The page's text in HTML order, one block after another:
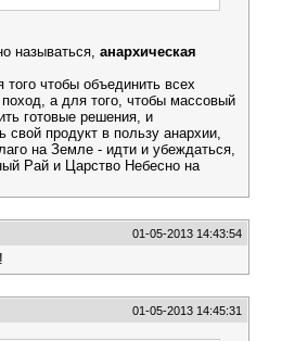
называться, анархическая
чтобы объединить всех
а для того, чтобы массовый
готовые решения, и
свой продукт в пользу анархии,
на Земле - идти и убеждаться,
Рай и Царство Небесно на
01-05-2013 14:43:54
01-05-2013 14:45:31